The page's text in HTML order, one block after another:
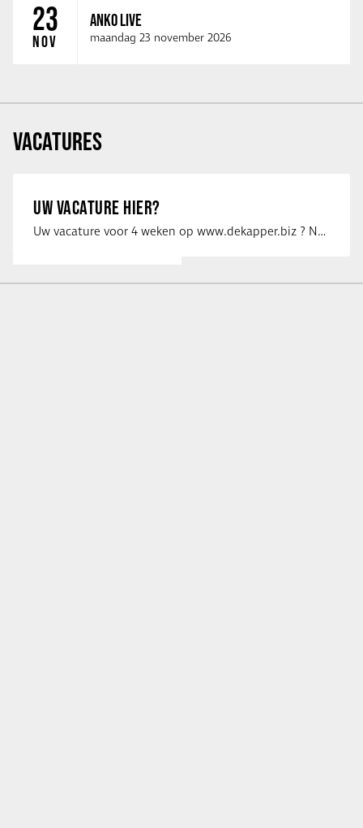
23
NOV
ANKO LIVE
maandag 23 november 2026
VACATURES
UW VACATURE HIER?
Uw vacature voor 4 weken op www.dekapper.biz ? Neem dan contact op met Maaike …